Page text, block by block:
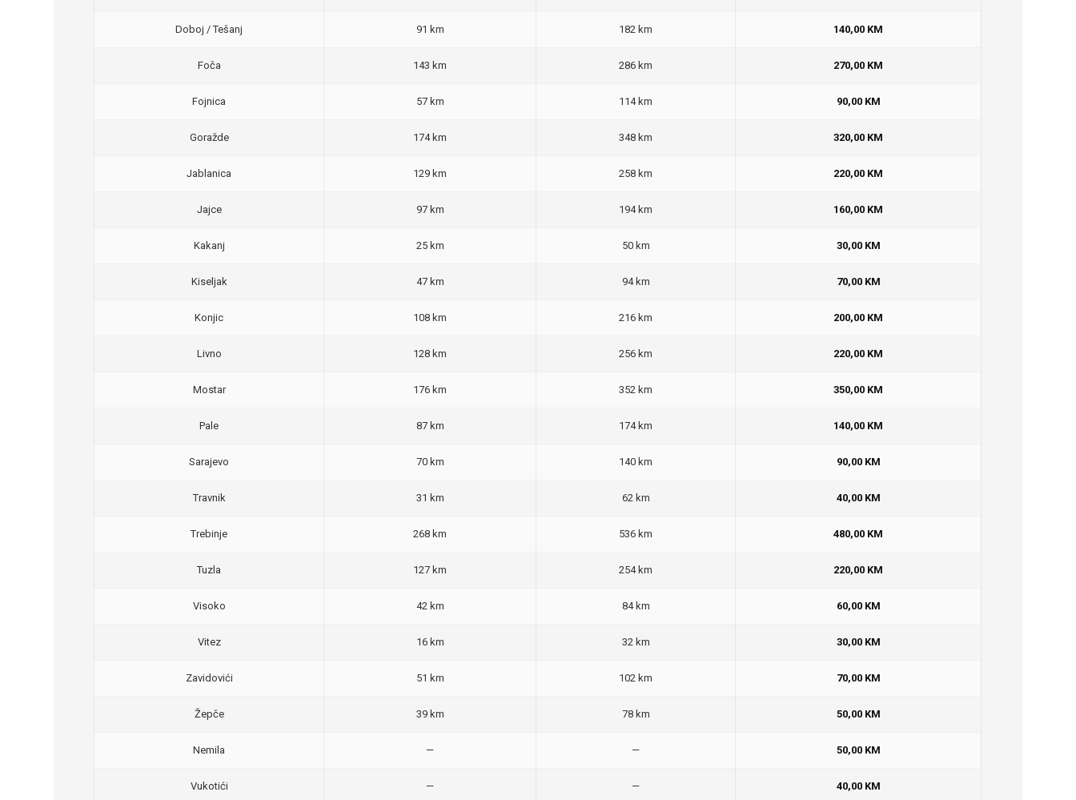
Doboj / Tešanj 91 km 182 km 140,00 KM
Foča 143 km 286 km 270,00 KM
Fojnica 57 km 114 km 90,00 KM
Goražde 174 km 348 km 320,00 KM
Jablanica 129 km 258 km 220,00 KM
Jajce 97 km 194 km 160,00 KM
Kakanj 25 km 50 km 30,00 KM
Kiseljak 47 km 94 km 70,00 KM
Konjic 108 km 216 km 200,00 KM
Livno 128 km 256 km 220,00 KM
Mostar 176 km 352 km 350,00 KM
Pale 87 km 174 km 140,00 KM
Sarajevo 70 km 140 km 90,00 KM
Travnik 31 km 62 km 40,00 KM
Trebinje 268 km 536 km 480,00 KM
Tuzla 127 km 254 km 220,00 KM
Visoko 42 km 84 km 60,00 KM
Vitez 16 km 32 km 30,00 KM
Zavidovići 51 km 102 km 70,00 KM
Žepče 39 km 78 km 50,00 KM
Nemila — — 50,00 KM
Vukotići — — 40,00 KM